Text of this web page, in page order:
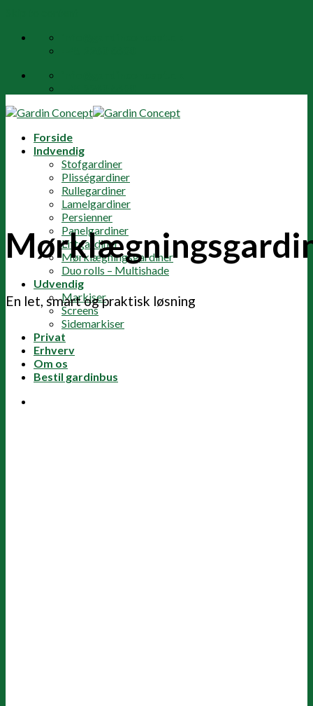
Forside
Indvendig
Stofgardiner
Plisségardiner
Rullegardiner
Lamelgardiner
Persienner
Panelgardiner
Liftgardiner
Mørklægningsgardiner
Duo rolls – Multishade
Udvendig
Markiser
Screens
Sidemarkiser
Privat
Erhverv
Om os
Bestil gardinbus
En let, smart og praktisk løsning